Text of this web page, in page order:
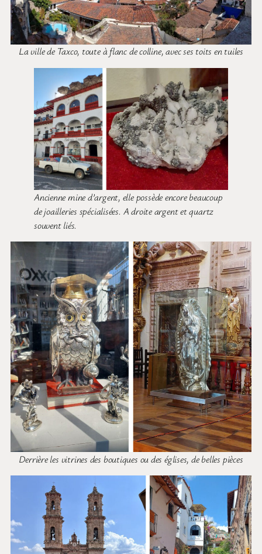
La ville de Taxco, toute à flanc de colline, avec ses toits en tuiles
Ancienne mine d’argent, elle possède encore beaucoup
de joailleries spécialisées. A droite argent et quartz
souvent liés.
Derrière les vitrines des boutiques ou des églises, de belles pièces